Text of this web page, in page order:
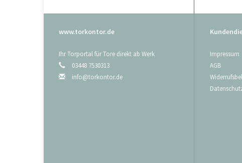
www.torkontor.de
Ihr Torportal für Tore direkt ab Werk
03448 7530313
info@torkontor.de
Impressum
AGB